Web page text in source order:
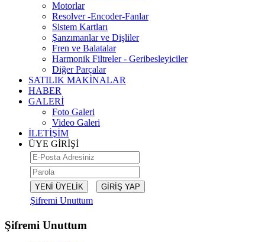
Motorlar
Resolver -Encoder-Fanlar
Sistem Kartları
Şanzımanlar ve Dişliler
Fren ve Balatalar
Harmonik Filtreler - Geribesleyiciler
Diğer Parçalar
SATILIK MAKİNALAR
HABER
GALERİ
Foto Galeri
Video Galeri
İLETİŞİM
ÜYE GİRİŞİ
Şifremi Unuttum
Şifremi Unuttum